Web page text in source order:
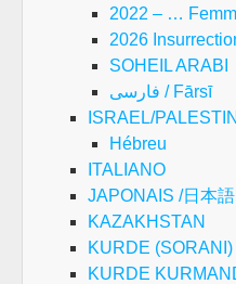
2022 – …
2026
SOHEIL ARABI
فارسی / Fārsī
ISRAEL/
Hébreu
ITALIANO
JAPONAIS /日本語
KAZAKHSTAN
KURDE